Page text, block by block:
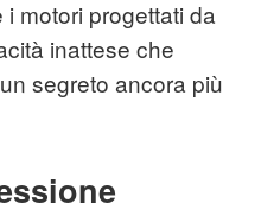
motori progettati da
inattese che
segreto ancora più